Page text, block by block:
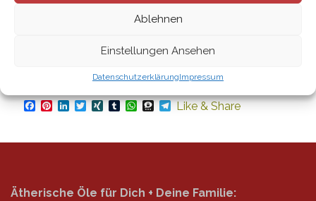
Ablehnen
Einstellungen Ansehen
DatenschutzerklärungImpressum
Suche & finde:
Facebook
Pinterest
LinkedIn
Twitter
XINGTumblr
WhatsApp
Threema
Telegram
Like & Share
Ätherische Öle für Dich + Deine Familie: